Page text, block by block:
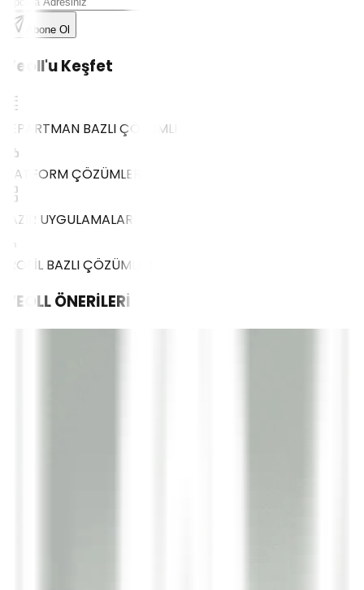
Abone Ol
Weoll'u Keşfet
DEPARTMAN BAZLI ÇÖZÜMLER
PLATFORM ÇÖZÜMLERİ
HAZIR UYGULAMALAR
PROFİL BAZLI ÇÖZÜMLER
WEOLLÖNERİLERİ